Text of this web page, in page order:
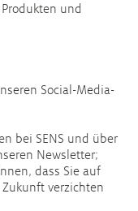
und
Social-Media-
bei SENS und über
Newsletter;
dass Sie auf
verzichten